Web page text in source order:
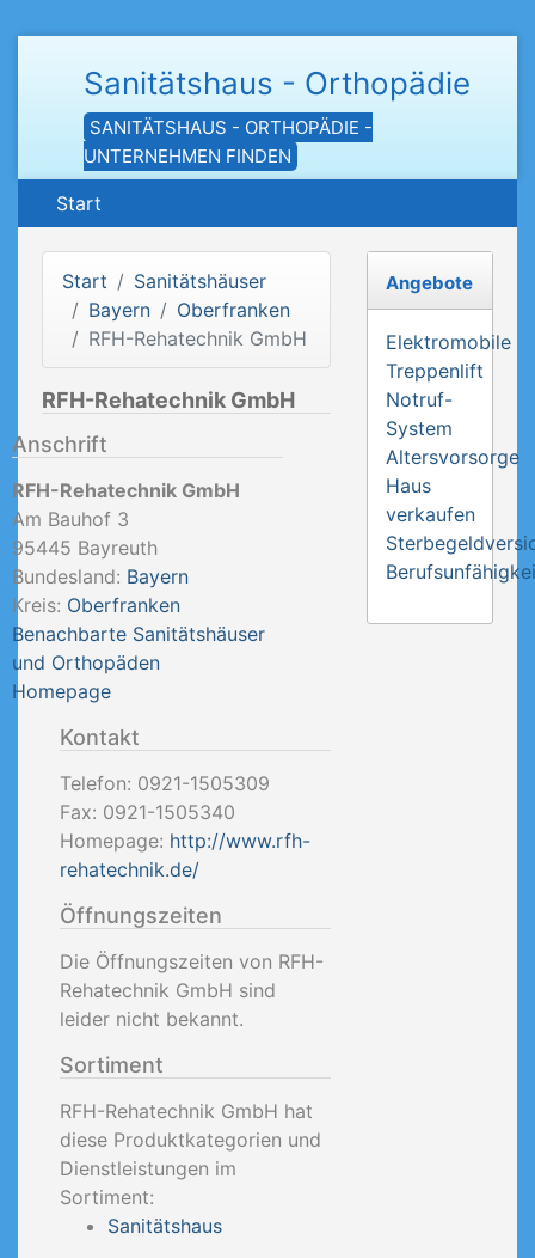
Sanitätshaus - Orthopädie
SANITÄTSHAUS - ORTHOPÄDIE -
UNTERNEHMEN FINDEN
Start
Start
Sanitätshäuser
Bayern
Oberfranken
RFH-Rehatechnik GmbH
RFH-Rehatechnik GmbH
Anschrift
RFH-Rehatechnik GmbH
Am Bauhof 3
95445 Bayreuth
Bundesland: Bayern
Kreis: Oberfranken
Benachbarte Sanitätshäuser
und Orthopäden
Homepage
Kontakt
Telefon: 0921-1505309
Fax: 0921-1505340
Homepage: http://www.rfh-
rehatechnik.de/
Öffnungszeiten
Die Öffnungszeiten von RFH-
Rehatechnik GmbH sind
leider nicht bekannt.
Sortiment
RFH-Rehatechnik GmbH hat
diese Produktkategorien und
Dienstleistungen im
Sortiment:
Sanitätshaus
Angebote
Elektromobile
Treppenlift
Notruf-
System
Altersvorsorge
Haus
verkaufen